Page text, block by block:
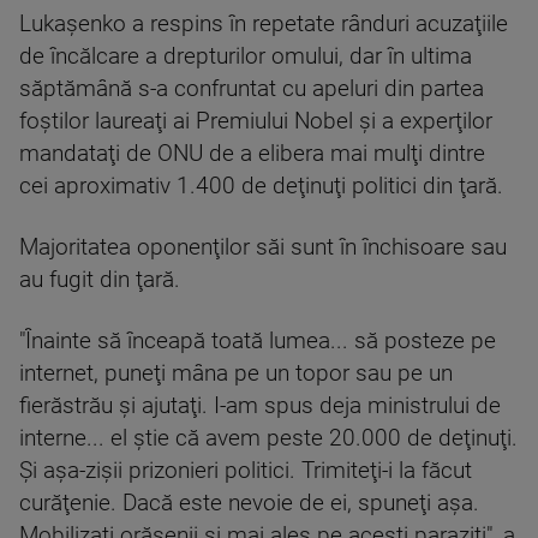
Lukaşenko a respins în repetate rânduri acuzaţiile
de încălcare a drepturilor omului, dar în ultima
săptămână s-a confruntat cu apeluri din partea
foştilor laureaţi ai Premiului Nobel şi a experţilor
mandataţi de ONU de a elibera mai mulţi dintre
cei aproximativ 1.400 de deţinuţi politici din ţară.
Majoritatea oponenţilor săi sunt în închisoare sau
au fugit din ţară.
"Înainte să înceapă toată lumea... să posteze pe
internet, puneţi mâna pe un topor sau pe un
fierăstrău şi ajutaţi. I-am spus deja ministrului de
interne... el ştie că avem peste 20.000 de deţinuţi.
Şi aşa-zişii prizonieri politici. Trimiteţi-i la făcut
curăţenie. Dacă este nevoie de ei, spuneţi aşa.